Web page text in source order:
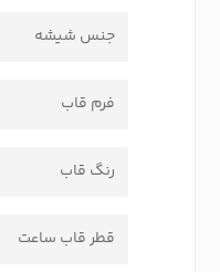
جنس شیشه
فرم قاب
رنگ قاب
قطر قاب ساعت